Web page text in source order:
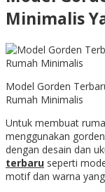
Minimalis
Model Gorden
Rumah Minimalis
Untuk membuat
menggunakan
dengan desain dan
terbaru seperti
motif dan warna